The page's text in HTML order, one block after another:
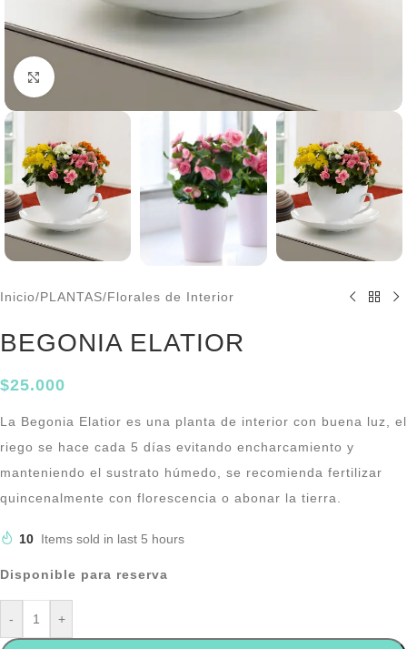
Click to enlarge
Inicio/PLANTAS/Florales de Interior
BEGONIA ELATIOR
$25.000
La Begonia Elatior es una planta de interior con buena luz, el
riego se hace cada 5 días evitando encharcamiento y
manteniendo el sustrato húmedo, se recomienda fertilizar
quincenalmente con florescencia o abonar la tierra.
10 Items sold in last 5 hours
Disponible para reserva
- +